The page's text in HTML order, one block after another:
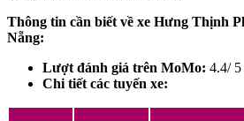
Thông tin cần biết về xe Hưng Thịnh
Nẵng:
Lượt đánh giá trên MoMo: 4.4/ 5
Chi tiết các tuyến xe: